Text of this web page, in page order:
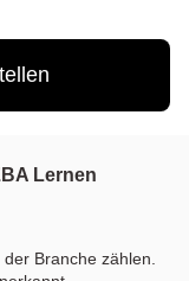
Lernen
Branche zählen.